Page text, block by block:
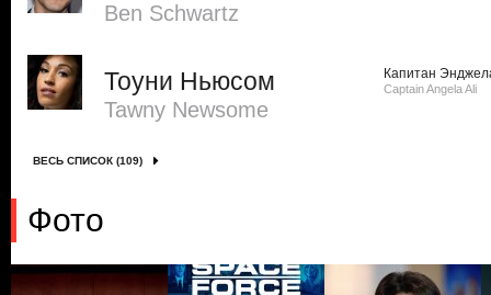
Ben Schwartz
Тоуни Ньюсом
Tawny Newsome
Капитан
Captain Angela Ali
ВЕСЬ СПИСОК (109)
Фото